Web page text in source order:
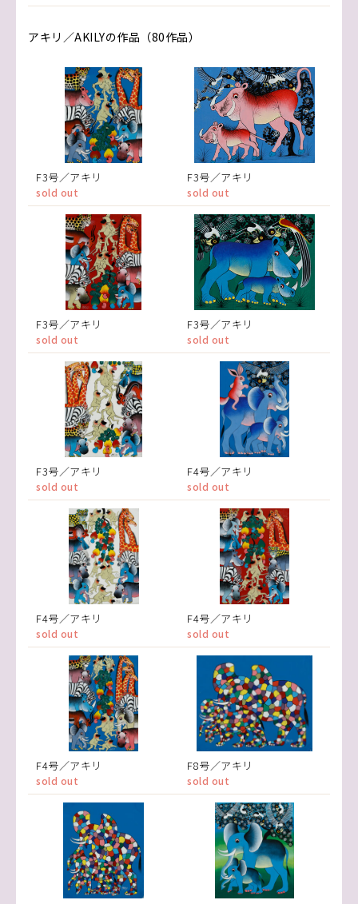
アキリ／AKILYの作品（80作品）
F3号／アキリ
sold out
F3号／アキリ
sold out
F3号／アキリ
sold out
F3号／アキリ
sold out
F3号／アキリ
sold out
F4号／アキリ
sold out
F4号／アキリ
sold out
F4号／アキリ
sold out
F4号／アキリ
sold out
F8号／アキリ
sold out